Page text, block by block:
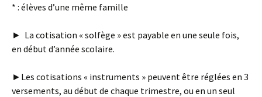
* : élèves d’une même famille
► La cotisation « solfège » est payable en une seule fois,
en début d’année scolaire.
►Les cotisations « instruments » peuvent être réglées en 3
versements, au début de chaque trimestre, ou en un seul